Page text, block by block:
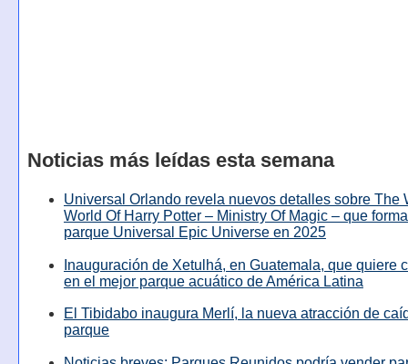
Noticias más leídas esta semana
Universal Orlando revela nuevos detalles sobre The
World Of Harry Potter – Ministry Of Magic – que
parque Universal Epic Universe en 2025
Inauguración de Xetulhá, en Guatemala, que quiere
en el mejor parque acuático de América Latina
El Tibidabo inaugura Merlí, la nueva atracción de
parque